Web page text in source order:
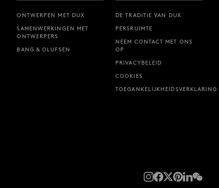
ONTWERPEN MET DUX
SAMENWERKINGEN MET
ONTWERPERS
BANG & OLUFSEN
DE TRADITIE VAN DUX
PERSRUIMTE
NEEM CONTACT MET ONS
OP
PRIVACYBELEID
COOKIES
TOEGANKELIJKHEIDSVERKLARING